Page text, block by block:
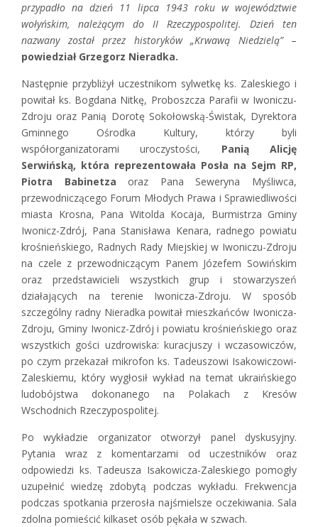
przypadło na dzień 11 lipca 1943 roku w województwie
wołyńskim, należącym do II Rzeczypospolitej. Dzień ten
nazwany został przez historyków „Krwawą Niedzielą” –
powiedział Grzegorz Nieradka.
Następnie przybliżył uczestnikom sylwetkę ks. Zaleskiego i
powitał ks. Bogdana Nitkę, Proboszcza Parafii w Iwoniczu-
Zdroju oraz Panią Dorotę Sokołowską-Świstak, Dyrektora
Gminnego Ośrodka Kultury, którzy byli
współorganizatorami uroczystości, Panią Alicję
Serwińską, która reprezentowała Posła na Sejm RP,
Piotra Babinetza oraz Pana Seweryna Myśliwca,
przewodniczącego Forum Młodych Prawa i Sprawiedliwości
miasta Krosna, Pana Witolda Kocaja, Burmistrza Gminy
Iwonicz-Zdrój, Pana Stanisława Kenara, radnego powiatu
krośnieńskiego, Radnych Rady Miejskiej w Iwoniczu-Zdroju
na czele z przewodniczącym Panem Józefem Sowińskim
oraz przedstawicieli wszystkich grup i stowarzyszeń
działających na terenie Iwonicza-Zdroju. W sposób
szczególny radny Nieradka powitał mieszkańców Iwonicza-
Zdroju, Gminy Iwonicz-Zdrój i powiatu krośnieńskiego oraz
wszystkich gości uzdrowiska: kuracjuszy i wczasowiczów,
po czym przekazał mikrofon ks. Tadeuszowi Isakowiczowi-
Zaleskiemu, który wygłosił wykład na temat ukraińskiego
ludobójstwa dokonanego na Polakach z Kresów
Wschodnich Rzeczypospolitej.
Po wykładzie organizator otworzył panel dyskusyjny.
Pytania wraz z komentarzami od uczestników oraz
odpowiedzi ks. Tadeusza Isakowicza-Zaleskiego pomogły
uzupełnić wiedzę zdobytą podczas wykładu. Frekwencja
podczas spotkania przerosła najśmielsze oczekiwania. Sala
zdolna pomieścić kilkaset osób pękała w szwach.